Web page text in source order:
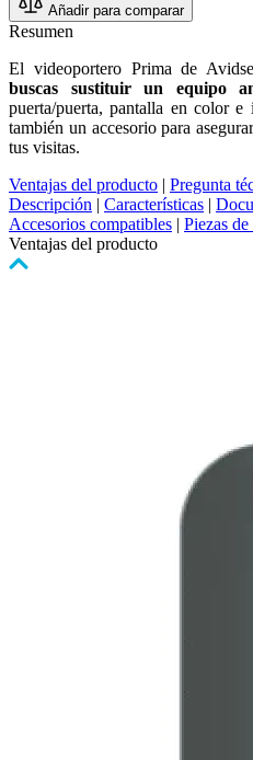
Añadir para comparar
Resumen
El videoportero Prima de
buscas sustituir un equipo
puerta/puerta, pantalla en color
también un accesorio para
tus visitas.
Ventajas del producto | Pregunta
Descripción | Características |
Accesorios compatibles | Piezas
Ventajas del producto